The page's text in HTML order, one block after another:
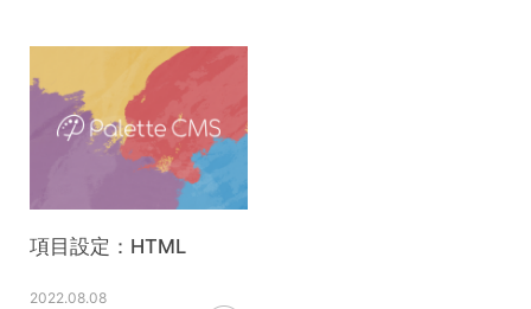
項目設定：HTML
2022.08.08